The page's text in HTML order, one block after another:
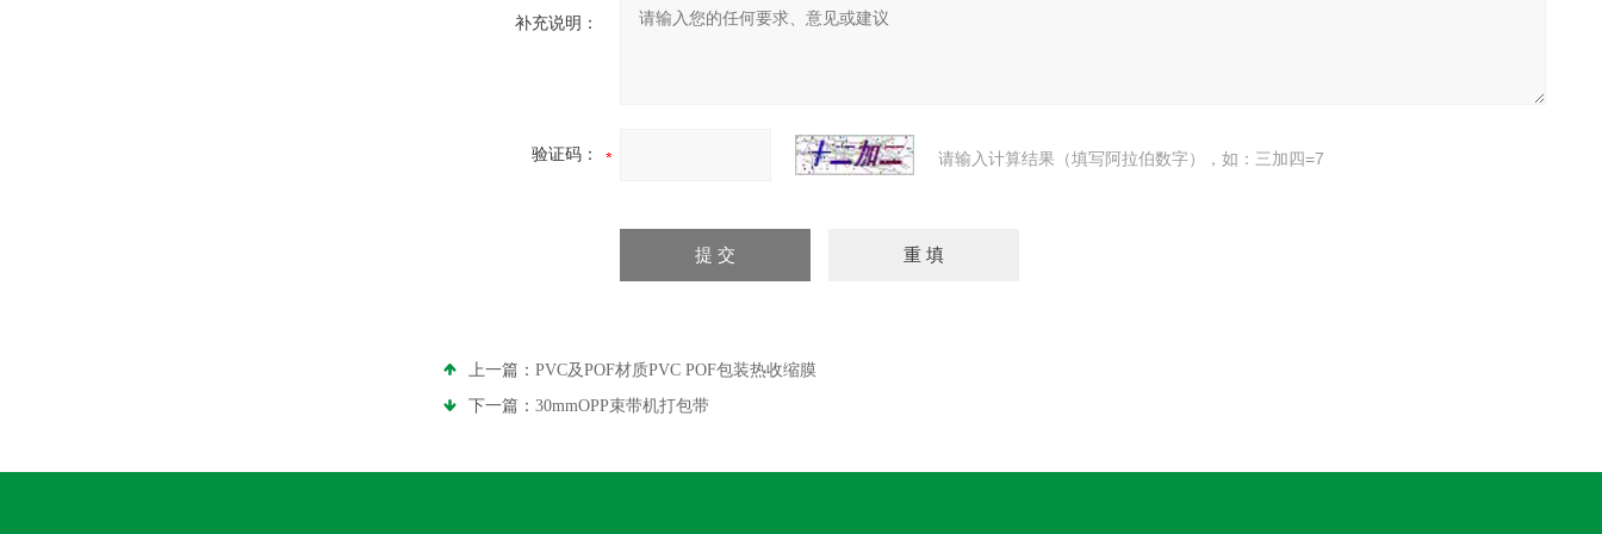
补充说明：
验证码： 请输入计算结果（填写阿拉伯数字），如：三加四=7
上一篇： PVC及POF材质PVC POF包装热收缩膜
下一篇： 30mmOPP束带机打包带